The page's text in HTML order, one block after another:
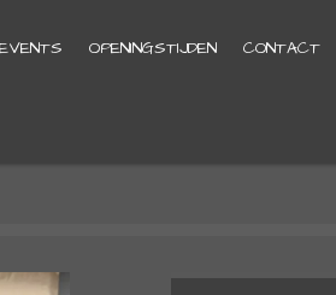
OPENINGSTIJDEN CONTACT